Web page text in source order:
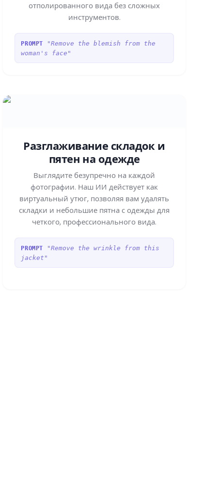
отполированного вида без сложных
инструментов.
PROMPT
"Remove the blemish from the
woman's face"
Разглаживание складок и
пятен на одежде
Выглядите безупречно на каждой
фотографии. Наш ИИ действует как
виртуальный утюг, позволяя вам удалять
складки и небольшие пятна с одежды для
четкого, профессионального вида.
PROMPT
"Remove the wrinkle from this
jacket"